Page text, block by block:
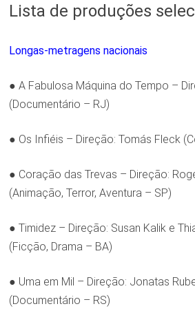
Lista de produções
Longas-metragens nacionais
● A Fabulosa Máquina do Tempo –
(Documentário – RJ)
● Os Infiéis – Direção: Tomás Fleck
● Coração das Trevas – Direção:
(Animação, Terror, Aventura – SP)
● Timidez – Direção: Susan Kalik e
(Ficção, Drama – BA)
● Uma em Mil – Direção: Jonatas
(Documentário – RS)